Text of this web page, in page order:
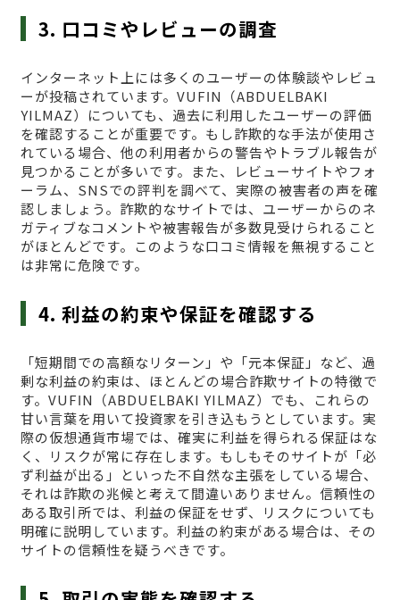
3. 口コミやレビューの調査
インターネット上には多くのユーザーの体験談やレビュ
ーが投稿されています。VUFΙN（ABDUELBAKI
YILMAZ）についても、過去に利用したユーザーの評価
を確認することが重要です。もし詐欺的な手法が使用さ
れている場合、他の利用者からの警告やトラブル報告が
見つかることが多いです。また、レビューサイトやフォ
ーラム、SNSでの評判を調べて、実際の被害者の声を確
認しましょう。詐欺的なサイトでは、ユーザーからのネ
ガティブなコメントや被害報告が多数見受けられること
がほとんどです。このような口コミ情報を無視すること
は非常に危険です。
4. 利益の約束や保証を確認する
「短期間での高額なリターン」や「元本保証」など、過
剰な利益の約束は、ほとんどの場合詐欺サイトの特徴で
す。VUFΙN（ABDUELBAKI YILMAZ）でも、これらの
甘い言葉を用いて投資家を引き込もうとしています。実
際の仮想通貨市場では、確実に利益を得られる保証はな
く、リスクが常に存在します。もしもそのサイトが「必
ず利益が出る」といった不自然な主張をしている場合、
それは詐欺の兆候と考えて間違いありません。信頼性の
ある取引所では、利益の保証をせず、リスクについても
明確に説明しています。利益の約束がある場合は、その
サイトの信頼性を疑うべきです。